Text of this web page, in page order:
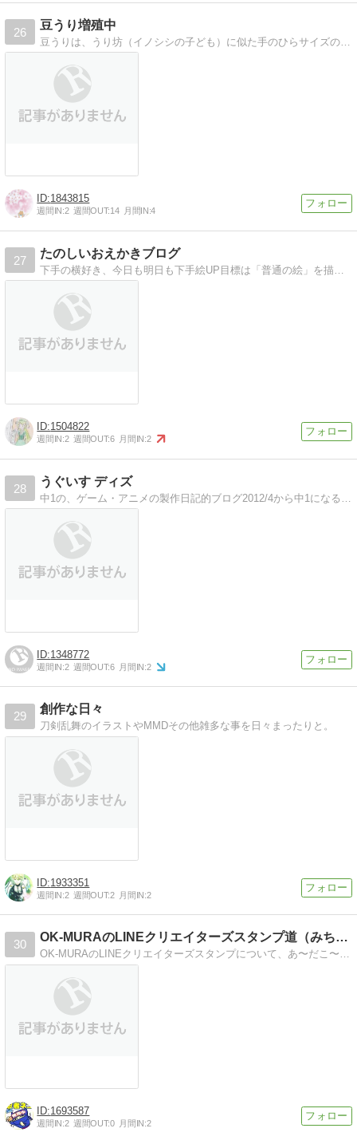
26
豆うり増殖中
豆うりは、うり坊（イノシシの子ども）に似た手のひらサイズの生き物です。
1843815
週間IN:2 週間OUT:14 月間IN:4
27
たのしいおえかきブログ
1504822
週間IN:2 週間OUT:6 月間IN:2
28
うぐいす ディズ
1348772
週間IN:2 週間OUT:6 月間IN:2
29
創作な日々
刀剣乱舞のイラストやMMDその他雑多な事を日々まったりと。
1933351
週間IN:2 週間OUT:2 月間IN:2
30
OK-MURAのLINEクリエイターズスタンプ道（みち）〜
OK-MURAのLINEクリエイターズスタンプについて、あ〜だこ〜だ書きながら、関係ないこととかをときに絡めてみたりするブログです。 絵で食べていきて〜とかっ…
1693587
週間IN:2 週間OUT:0 月間IN:2